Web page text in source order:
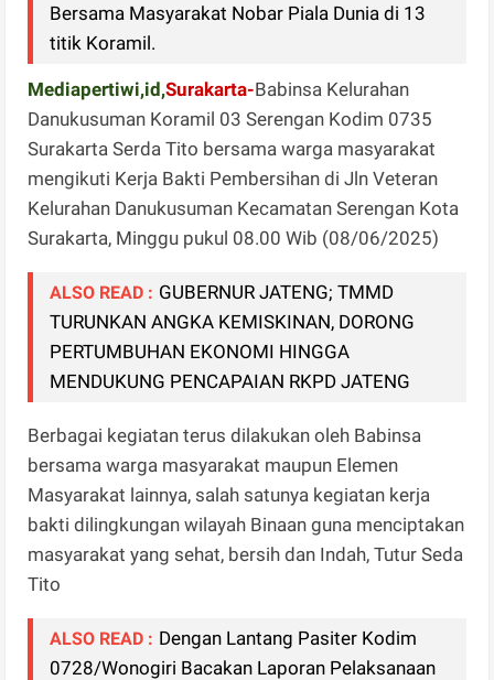
Bersama Masyarakat Nobar Piala Dunia di 13
titik Koramil.
Mediapertiwi,id,Surakarta-Babinsa Kelurahan
Danukusuman Koramil 03 Serengan Kodim 0735
Surakarta Serda Tito bersama warga masyarakat
mengikuti Kerja Bakti Pembersihan di Jln Veteran
Kelurahan Danukusuman Kecamatan Serengan Kota
Surakarta, Minggu pukul 08.00 Wib (08/06/2025)
ALSO READ : GUBERNUR JATENG; TMMD
TURUNKAN ANGKA KEMISKINAN, DORONG
PERTUMBUHAN EKONOMI HINGGA
MENDUKUNG PENCAPAIAN RKPD JATENG
Berbagai kegiatan terus dilakukan oleh Babinsa
bersama warga masyarakat maupun Elemen
Masyarakat lainnya, salah satunya kegiatan kerja
bakti dilingkungan wilayah Binaan guna menciptakan
masyarakat yang sehat, bersih dan Indah, Tutur Seda
Tito
ALSO READ : Dengan Lantang Pasiter Kodim
0728/Wonogiri Bacakan Laporan Pelaksanaan